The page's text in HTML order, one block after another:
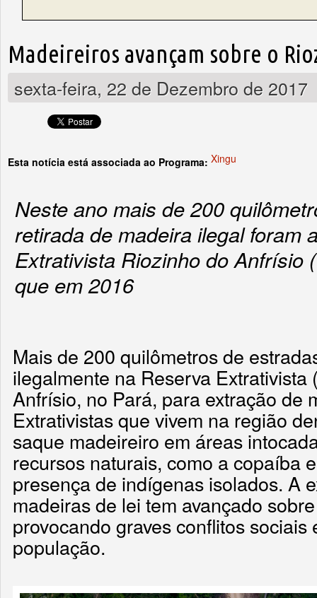
Madeireiros avançam sobre o
sexta-feira, 22 de Dezembro de 2017
Esta notícia está associada ao Programa: Xingu
Neste ano mais de 200
retirada de madeira ilegal foram
Extrativista Riozinho do Anfrísio
que em 2016
Mais de 200 quilômetros de
ilegalmente na Reserva Extrativista
Anfrísio, no Pará, para extração de
Extrativistas que vivem na região
saque madeireiro em áreas
recursos naturais, como a copaíba
presença de indígenas isolados. A
madeiras de lei tem avançado
provocando graves conflitos sociais
população.